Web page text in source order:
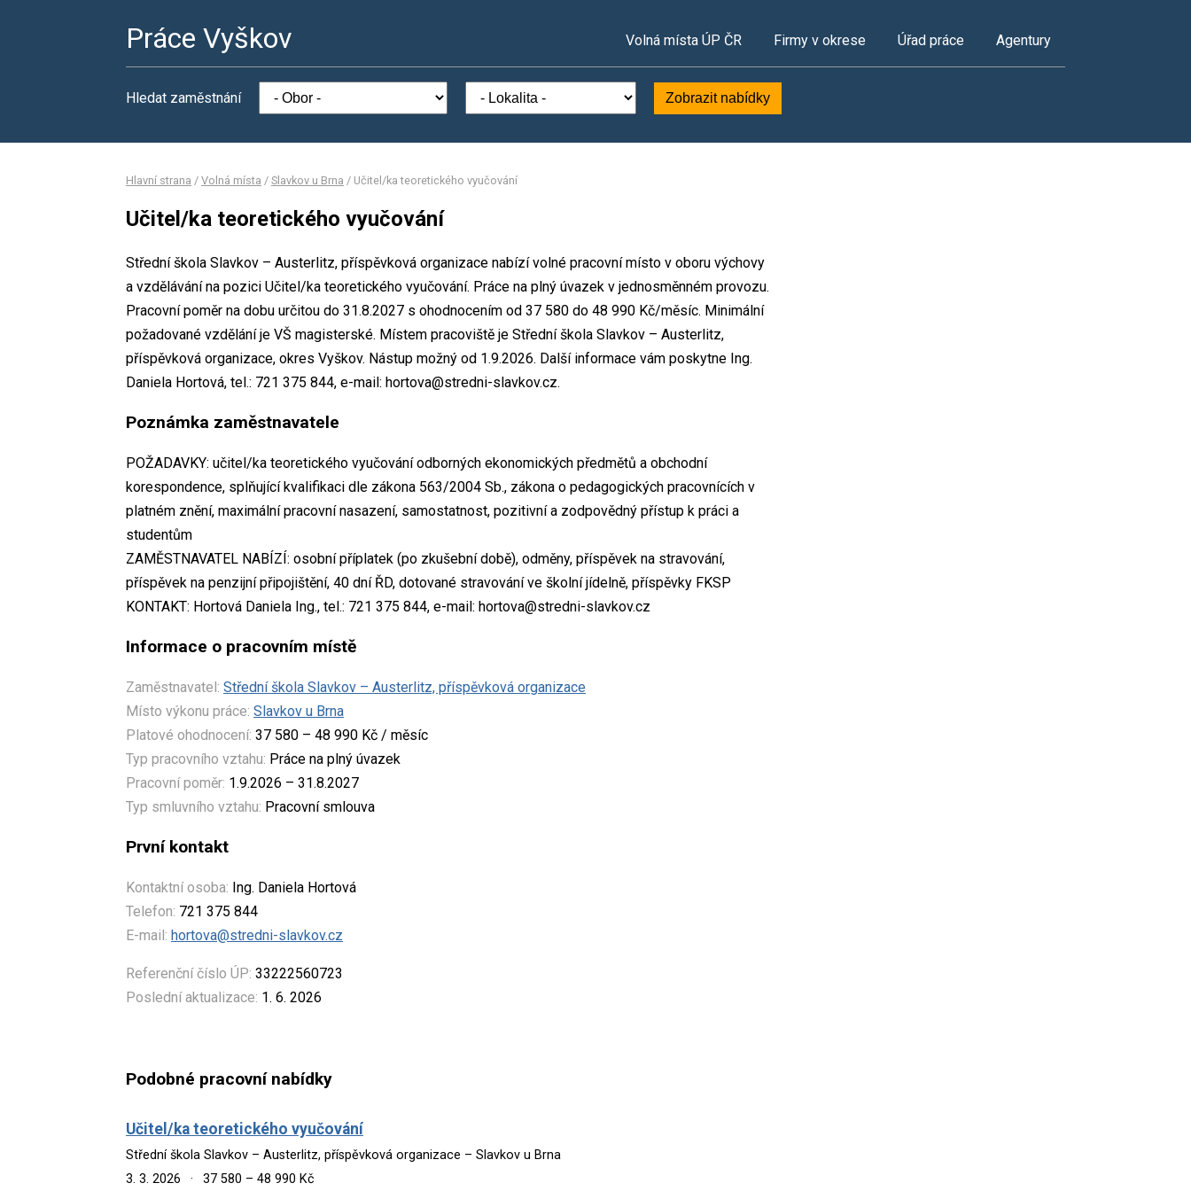
Práce Vyškov Volná místa ÚP ČR Firmy v okrese Úřad práce Agentury
Hledat zaměstnání Zobrazit nabídky
Hlavní strana / Volná místa / Slavkov u Brna / Učitel/ka teoretického vyučování
Učitel/ka teoretického vyučování
Střední škola Slavkov – Austerlitz, příspěvková organizace nabízí volné pracovní místo v oboru výchovy
a vzdělávání na pozici Učitel/ka teoretického vyučování. Práce na plný úvazek v jednosměnném provozu.
Pracovní poměr na dobu určitou do 31.8.2027 s ohodnocením od 37 580 do 48 990 Kč/měsíc. Minimální
požadované vzdělání je VŠ magisterské. Místem pracoviště je Střední škola Slavkov – Austerlitz,
příspěvková organizace, okres Vyškov. Nástup možný od 1.9.2026. Další informace vám poskytne Ing.
Daniela Hortová, tel.: 721 375 844, e-mail: hortova@stredni-slavkov.cz.
Poznámka zaměstnavatele
POŽADAVKY: učitel/ka teoretického vyučování odborných ekonomických předmětů a obchodní
korespondence, splňující kvalifikaci dle zákona 563/2004 Sb., zákona o pedagogických pracovnících v
platném znění, maximální pracovní nasazení, samostatnost, pozitivní a zodpovědný přístup k práci a
studentům
ZAMĚSTNAVATEL NABÍZÍ: osobní příplatek (po zkušební době), odměny, příspěvek na stravování,
příspěvek na penzijní připojištění, 40 dní ŘD, dotované stravování ve školní jídelně, příspěvky FKSP
KONTAKT: Hortová Daniela Ing., tel.: 721 375 844, e-mail: hortova@stredni-slavkov.cz
Informace o pracovním místě
Zaměstnavatel: Střední škola Slavkov – Austerlitz, příspěvková organizace
Místo výkonu práce: Slavkov u Brna
Platové ohodnocení: 37 580 – 48 990 Kč / měsíc
Typ pracovního vztahu: Práce na plný úvazek
Pracovní poměr: 1.9.2026 – 31.8.2027
Typ smluvního vztahu: Pracovní smlouva
První kontakt
Kontaktní osoba: Ing. Daniela Hortová
Telefon: 721 375 844
E-mail: hortova@stredni-slavkov.cz
Referenční číslo ÚP: 33222560723
Poslední aktualizace: 1. 6. 2026
Podobné pracovní nabídky
Učitel/ka teoretického vyučování
Střední škola Slavkov – Austerlitz, příspěvková organizace – Slavkov u Brna
3. 3. 2026
· 37 580 – 48 990 Kč